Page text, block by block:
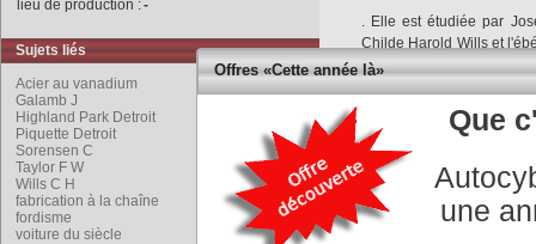
lieu de production :-
Sujets liés
Acier au vanadium
Galamb J
Highland Park Detroit
Piquette Detroit
Sorensen C
Taylor F W
Wills C H
fabrication à la chaîne
fordisme
voiture du siècle
. Elle est étudiée par
Childe Harold Wills et
d'H. Ford. Lors d'une
voiture française est
de l'acier au vanadium.
grand nombre de pièces
le châssis et d'une
'fatigue''. L'acier au
la présentation, le
livraison sont supérieurs
Offres «Cette année là»
Que
une